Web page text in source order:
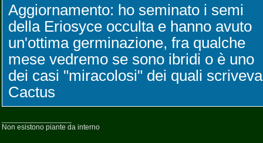
Aggiornamento: ho seminato i semi
della Eriosyce occulta e hanno avuto
un'ottima germinazione, fra qualche
mese vedremo se sono ibridi o è uno
dei casi "miracolosi" dei quali scriveva
Cactus
Non esistono piante da interno